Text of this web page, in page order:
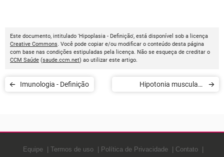
Este documento, intitulado 'Hipoplasia - Definição', está disponível sob a licença
Creative Commons. Você pode copiar e/ou modificar o conteúdo desta página
com base nas condições estipuladas pela licença. Não se esqueça de creditar o
CCM Saúde (saude.ccm.net) ao utilizar este artigo.
Imunologia - Definição
Hipotonia muscular -
Equipe Termos de uso Política de Privacidade Contato